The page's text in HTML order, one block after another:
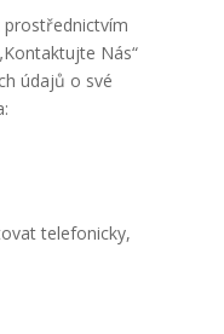
Nás“
údajů o své
telefonicky,